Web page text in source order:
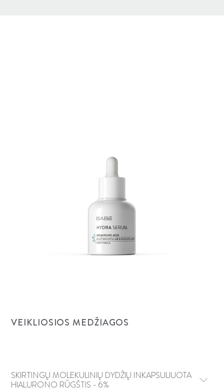
VEIKLIOSIOS MEDŽIAGOS
SKIRTINGŲ MOLEKULINIŲ DYDŽIŲ INKAPSULIUOTA
HIALURONO RŪGŠTIS - 6%